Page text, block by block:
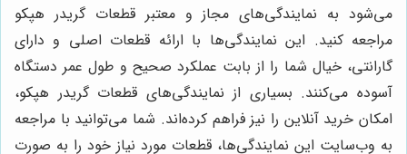
می‌شود به نمایندگی‌های مجاز و معتبر قطعات گریدر هپکو
مراجعه کنید. این نمایندگی‌ها با ارائه قطعات اصلی و دارای
گارانتی، خیال شما را از بابت عملکرد صحیح و طول عمر دستگاه
آسوده می‌کنند. بسیاری از نمایندگی‌های قطعات گریدر هپکو،
امکان خرید آنلاین را نیز فراهم کرده‌اند. شما می‌توانید با مراجعه
به وب‌سایت این نمایندگی‌ها، قطعات مورد نیاز خود را به صورت